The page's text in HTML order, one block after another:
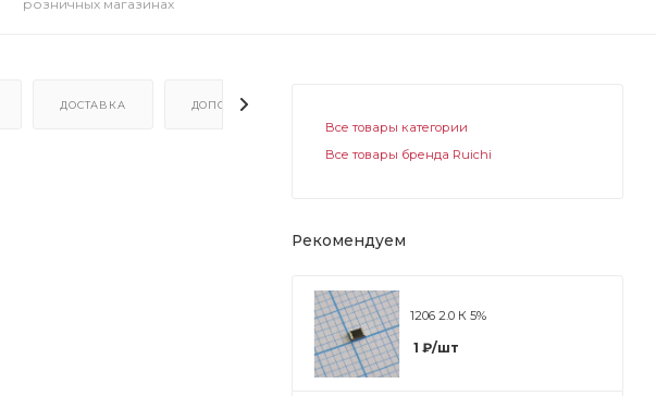
розничных магазинах
ДОСТАВКА ДОПОЛНИТЕЛЬНО
Все товары категории
Все товары бренда Ruichi
Рекомендуем
1206 2.0 К 5%
1 ₽/шт